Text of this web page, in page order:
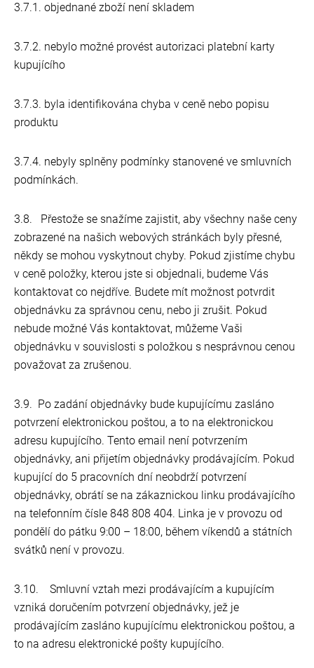
3.7.1. objednané zboží není skladem
3.7.2. nebylo možné provést autorizaci platební karty
kupujícího
3.7.3. byla identifikována chyba v ceně nebo popisu
produktu
3.7.4. nebyly splněny podmínky stanovené ve smluvních
podmínkách.
3.8. Přestože se snažíme zajistit, aby všechny naše ceny
zobrazené na našich webových stránkách byly přesné,
někdy se mohou vyskytnout chyby. Pokud zjistíme chybu
v ceně položky, kterou jste si objednali, budeme Vás
kontaktovat co nejdříve. Budete mít možnost potvrdit
objednávku za správnou cenu, nebo ji zrušit. Pokud
nebude možné Vás kontaktovat, můžeme Vaši
objednávku v souvislosti s položkou s nesprávnou cenou
považovat za zrušenou.
3.9. Po zadání objednávky bude kupujícímu zasláno
potvrzení elektronickou poštou, a to na elektronickou
adresu kupujícího. Tento email není potvrzením
objednávky, ani přijetím objednávky prodávajícím. Pokud
kupující do 5 pracovních dní neobdrží potvrzení
objednávky, obrátí se na zákaznickou linku prodávajícího
na telefonním čísle 848 808 404. Linka je v provozu od
pondělí do pátku 9:00 – 18:00, během víkendů a státních
svátků není v provozu.
3.10. Smluvní vztah mezi prodávajícím a kupujícím
vzniká doručením potvrzení objednávky, jež je
prodávajícím zasláno kupujícímu elektronickou poštou, a
to na adresu elektronické pošty kupujícího.